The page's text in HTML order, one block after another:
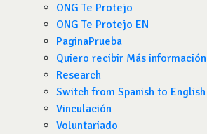
ONG Te Protejo
ONG Te Protejo EN
PaginaPrueba
Quiero recibir Más información
Research
Switch from Spanish to English
Vinculación
Voluntariado